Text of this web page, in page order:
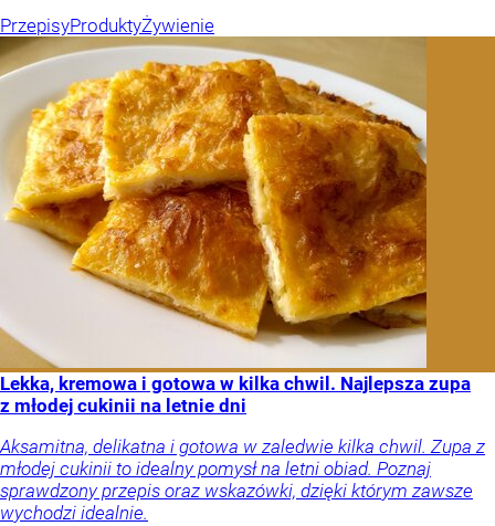
PrzepisyProduktyŻywienie
Lekka, kremowa i gotowa w kilka chwil. Najlepsza zupa
z młodej cukinii na letnie dni
Aksamitna, delikatna i gotowa w zaledwie kilka chwil. Zupa z
młodej cukinii to idealny pomysł na letni obiad. Poznaj
sprawdzony przepis oraz wskazówki, dzięki którym zawsze
wychodzi idealnie.